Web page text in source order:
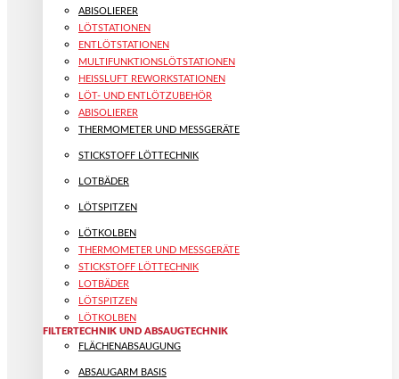
ABISOLIERER
LÖTSTATIONEN
ENTLÖTSTATIONEN
MULTIFUNKTIONS­LÖTSTATIONEN
HEISSLUFT REWORKSTATIONEN
LÖT- UND ENTLÖTZUBEHÖR
ABISOLIERER
THERMOMETER UND MESSGERÄTE
STICKSTOFF LÖTTECHNIK
LOTBÄDER
LÖTSPITZEN
LÖTKOLBEN
THERMOMETER UND MESSGERÄTE
STICKSTOFF LÖTTECHNIK
LOTBÄDER
LÖTSPITZEN
LÖTKOLBEN
FILTERTECHNIK UND ABSAUGTECHNIK
FLÄCHENABSAUGUNG
ABSAUGARM BASIS